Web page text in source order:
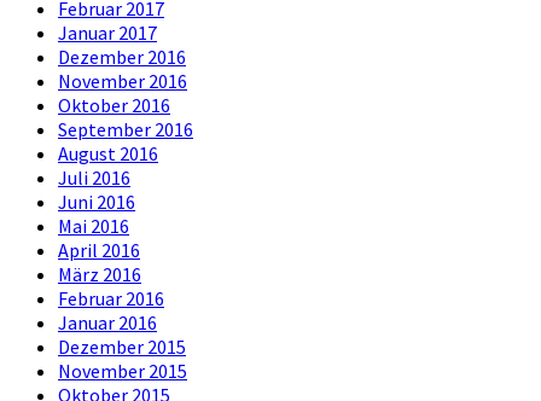
Februar 2017
Januar 2017
Dezember 2016
November 2016
Oktober 2016
September 2016
August 2016
Juli 2016
Juni 2016
Mai 2016
April 2016
März 2016
Februar 2016
Januar 2016
Dezember 2015
November 2015
Oktober 2015